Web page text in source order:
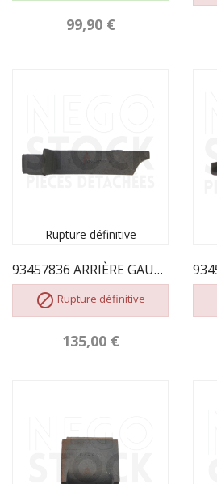
99,90 €
Rupture définitive
93457836 ARRIÈRE GAUCHE DE FOYER 04584
 Rupture définitive
135,00 €